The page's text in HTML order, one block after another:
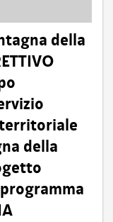
della
della